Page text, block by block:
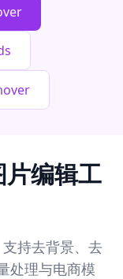
编辑工
持去背景、去
处理与电商模